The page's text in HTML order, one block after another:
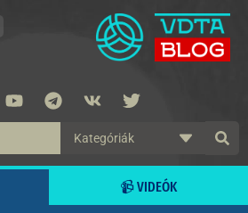
📹 VIDEÓK